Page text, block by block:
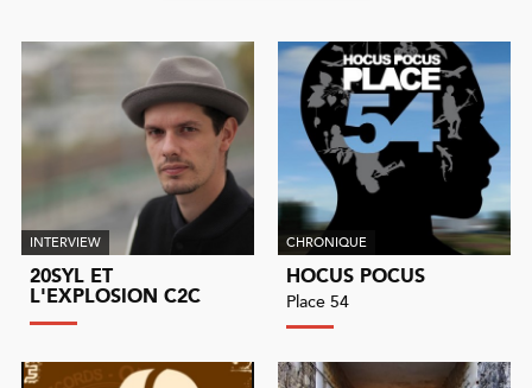
INTERVIEW
20SYL ET
L'EXPLOSION C2C
CHRONIQUE
HOCUS POCUS
Place 54